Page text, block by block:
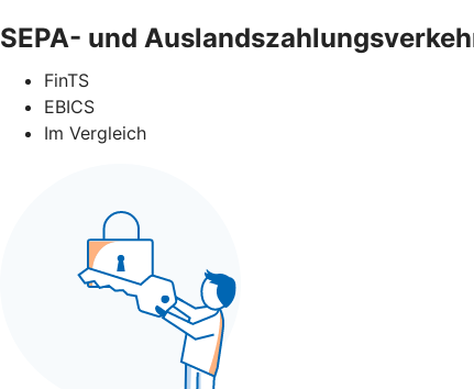
SEPA- und
FinTS
EBICS
Im Vergleich